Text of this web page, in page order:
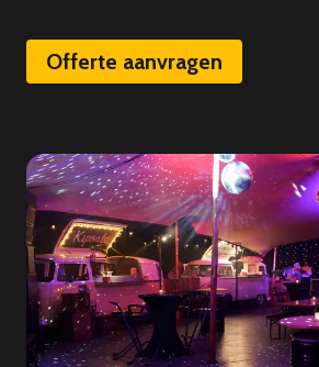
Offerte aanvragen